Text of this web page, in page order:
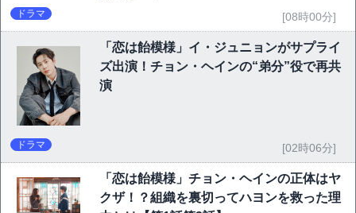
ドラマ [08時00分]
「恋は飴模様」イ・ジュニョンがサプライ
ズ出演！チョン・ヘインの“弟分”役で再共
演
ドラマ [02時06分]
「恋は飴模様」チョン・ヘインの正体はヤ
クザ！？組織を裏切ってハヨンを救った理